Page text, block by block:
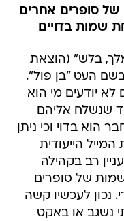
של סופרים אחרים
שמות בדויים
בלש" (הוצאת
העט "בן פול".
יודעים מי הוא
שנשלח אליהם
הוא בדוי וכי ניתן
הייעודית
רב בקהילה
של סופרים
נכון לעכשיו קשה
נשגב או באקט